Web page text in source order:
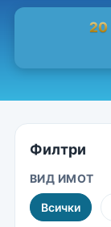
20
Филтри
ВИД ИМОТ
Всички